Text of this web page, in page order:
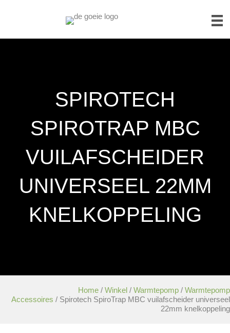
SPIROTECH
SPIROTRAP MBC
VUILAFSCHEIDER
UNIVERSEEL 22MM
KNELKOPPELING
Home / Winkel / Warmtepomp / Warmtepomp
Accessoires / Spirotech SpiroTrap MBC vuilafscheider universeel
22mm knelkoppeling